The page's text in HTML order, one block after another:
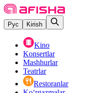
Рус Kirish
Kino
Konsertlar
Mashhurlar
Teatrlar
Restoranlar